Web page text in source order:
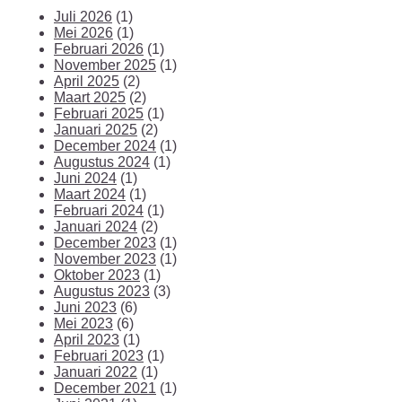
Juli 2026 (1)
Mei 2026 (1)
Februari 2026 (1)
November 2025 (1)
April 2025 (2)
Maart 2025 (2)
Februari 2025 (1)
Januari 2025 (2)
December 2024 (1)
Augustus 2024 (1)
Juni 2024 (1)
Maart 2024 (1)
Februari 2024 (1)
Januari 2024 (2)
December 2023 (1)
November 2023 (1)
Oktober 2023 (1)
Augustus 2023 (3)
Juni 2023 (6)
Mei 2023 (6)
April 2023 (1)
Februari 2023 (1)
Januari 2022 (1)
December 2021 (1)